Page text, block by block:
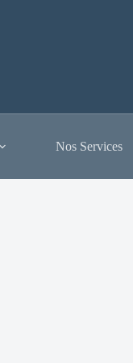
Nos Services